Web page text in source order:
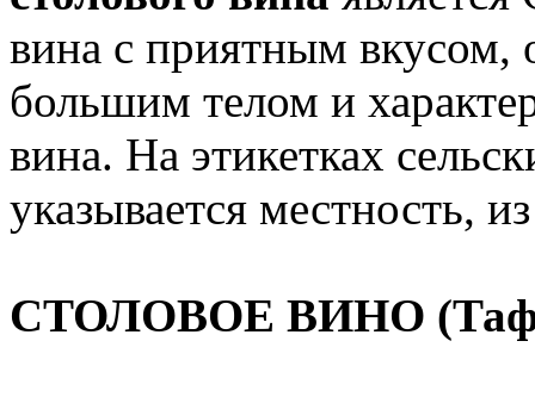
вина с приятным вкусом,
большим телом и
вина. На этикетках
указывается местность,
СТОЛОВОЕ ВИНО